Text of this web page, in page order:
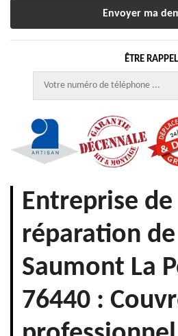
ÊTRE
Entreprise de
réparation
Saumont La
76440 :